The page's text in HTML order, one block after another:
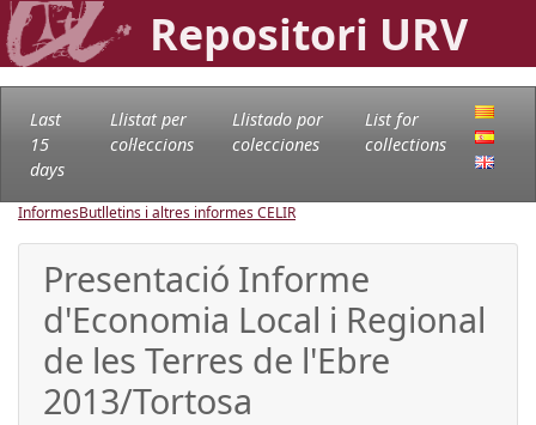
Repositori URV
Last
15
days
Llistat per
col·leccions
Llistado por
colecciones
List for
collections
InformesButlletins i altres informes CELIR
Presentació Informe
d'Economia Local i Regional
de les Terres de l'Ebre
2013/Tortosa